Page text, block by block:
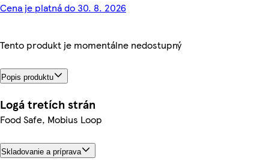
Cena je platná do 30. 8. 2026
Tento produkt je momentálne nedostupný
Popis produktu
Logá tretích strán
Food Safe, Mobius Loop
Skladovanie a príprava